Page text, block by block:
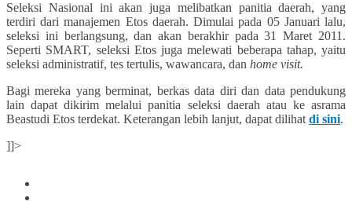
Seleksi Nasional ini akan juga melibatkan panitia daerah, yang
terdiri dari manajemen Etos daerah. Dimulai pada 05 Januari lalu,
seleksi ini berlangsung, dan akan berakhir pada 31 Maret 2011.
Seperti SMART, seleksi Etos juga melewati beberapa tahap, yaitu
seleksi administratif, tes tertulis, wawancara, dan home visit.
Bagi mereka yang berminat, berkas data diri dan data pendukung
lain dapat dikirim melalui panitia seleksi daerah atau ke asrama
Beastudi Etos terdekat. Keterangan lebih lanjut, dapat dilihat di sini.
]]>